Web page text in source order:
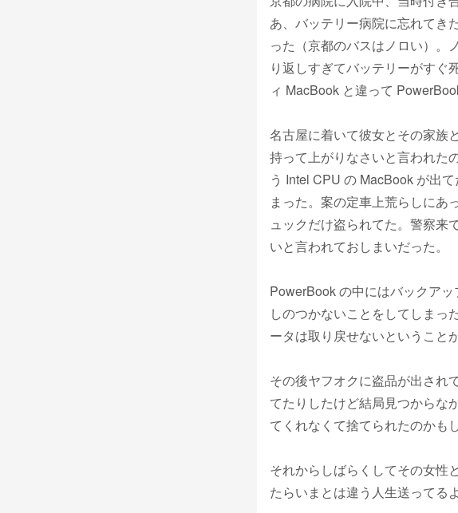
あ、バッテリー病院に忘れてき
った（京都のバスはノロい）。
り返しすぎてバッテリーがすぐ
ィ MacBook と違って
名古屋に着いて彼女とその家族
持って上がりなさいと言われた
う Intel CPU の MacBook が出
まった。案の定車上荒らしにあ
ュックだけ盗られてた。警察来
いと言われておしまいだった。
PowerBook の中にはバックア
しのつかないことをしてしまっ
ータは取り戻せないということ
その後ヤフオクに盗品が出され
てたりしたけど結局見つからな
てくれなくて捨てられたのかも
それからしばらくしてその女性
たらいまとは違う人生送ってる